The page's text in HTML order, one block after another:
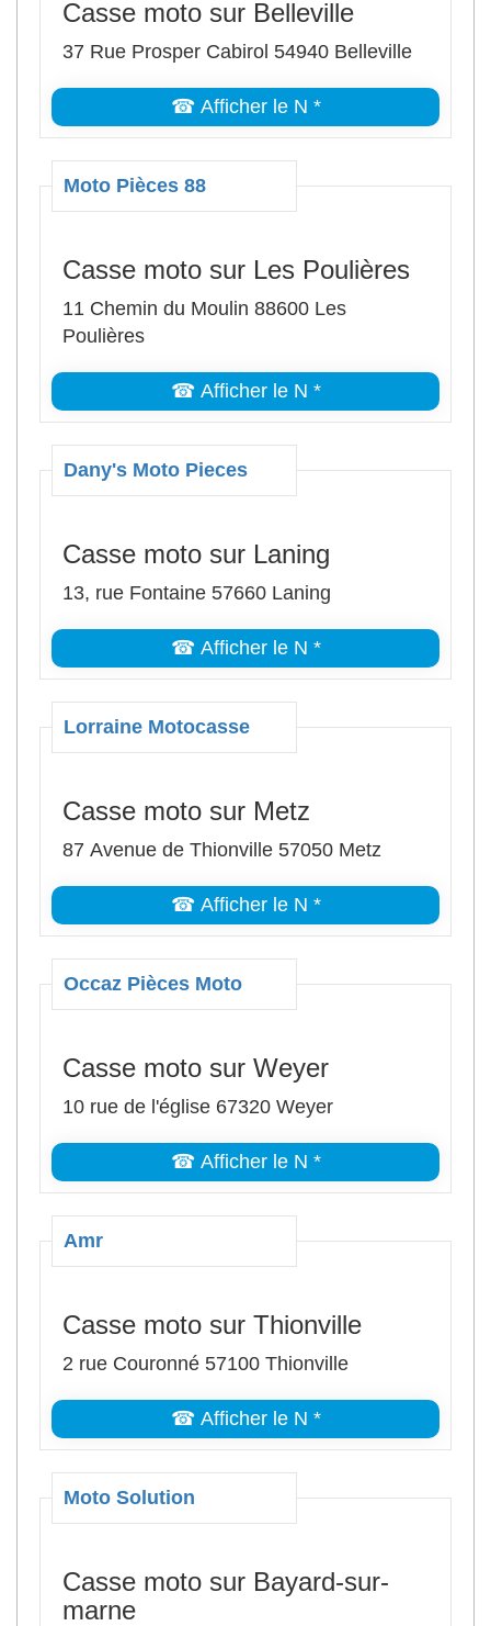
Casse moto sur Belleville
37 Rue Prosper Cabirol 54940 Belleville
☎ Afficher le N *
Moto Pièces 88
Casse moto sur Les Poulières
11 Chemin du Moulin 88600 Les
Poulières
☎ Afficher le N *
Dany's Moto Pieces
Casse moto sur Laning
13, rue Fontaine 57660 Laning
☎ Afficher le N *
Lorraine Motocasse
Casse moto sur Metz
87 Avenue de Thionville 57050 Metz
☎ Afficher le N *
Occaz Pièces Moto
Casse moto sur Weyer
10 rue de l'église 67320 Weyer
☎ Afficher le N *
Amr
Casse moto sur Thionville
2 rue Couronné 57100 Thionville
☎ Afficher le N *
Moto Solution
Casse moto sur Bayard-sur-
marne